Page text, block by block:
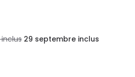
inclus 29 septembre inclus